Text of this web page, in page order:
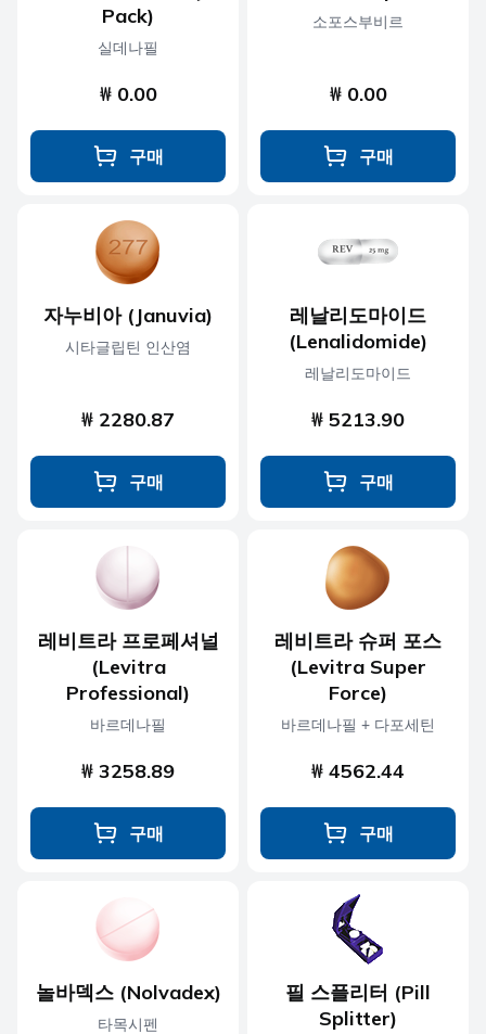
Pack)
실데나필
₩ 0.00
구매
소포스부비르
₩ 0.00
구매
자누비아 (Januvia)
시타글립틴 인산염
₩ 2280.87
구매
레날리도마이드
(Lenalidomide)
레날리도마이드
₩ 5213.90
구매
레비트라 프로페셔널
(Levitra
Professional)
바르데나필
₩ 3258.89
구매
레비트라 슈퍼 포스
(Levitra Super
Force)
바르데나필 + 다포세틴
₩ 4562.44
구매
놀바덱스 (Nolvadex)
타목시펜
필 스플리터 (Pill
Splitter)